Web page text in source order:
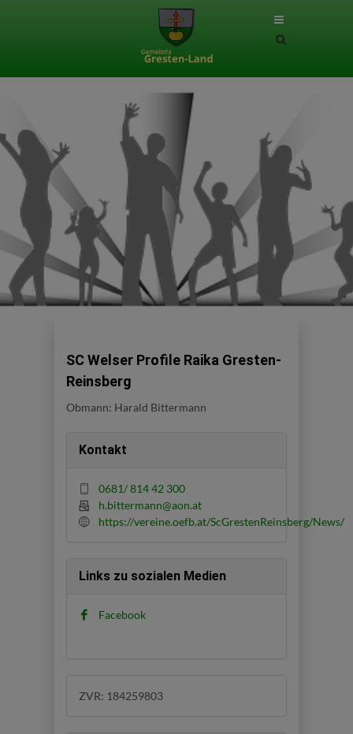
Site
SC Welser Profile Raika Gresten-
Reinsberg
Obmann: Harald Bittermann
Kontakt
0681/ 814 42 300
h.bittermann@aon.at
https://vereine.oefb.at/ScGrestenReinsberg/News/
Links zu sozialen Medien
Facebook
ZVR: 184259803